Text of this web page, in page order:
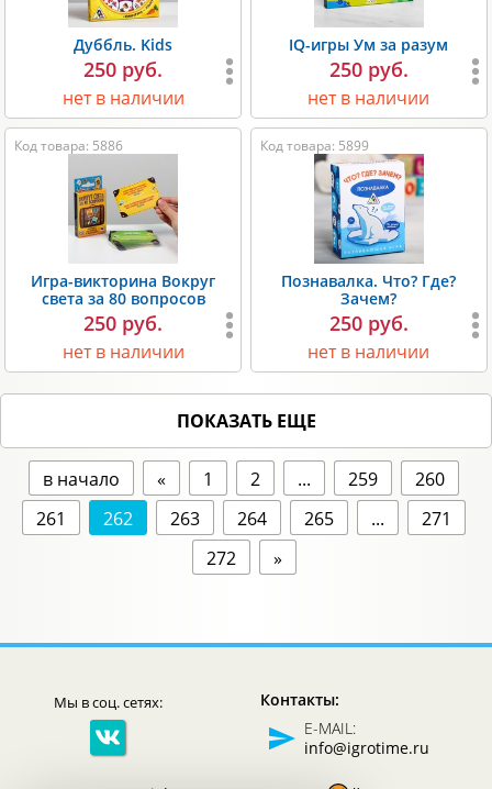
Дуббль. Kids
250 руб.
нет в наличии
IQ-игры Ум за разум
250 руб.
нет в наличии
Код товара: 5886
Игра-викторина Вокруг
света за 80 вопросов
250 руб.
нет в наличии
Код товара: 5899
Познавалка. Что? Где?
Зачем?
250 руб.
нет в наличии
ПОКАЗАТЬ ЕЩЕ
в начало « 1 2 ... 259
260
261
262 263 264 265 ...
271
272
»
Мы в соц. сетях:
Контакты:
E-MAIL:
info@igrotime.ru